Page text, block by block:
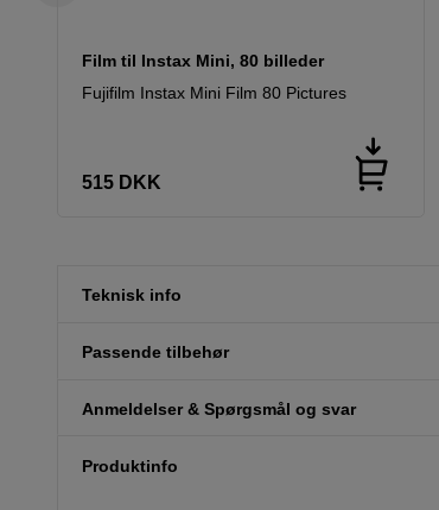
Film til Instax Mini, 80 billeder
Fujifilm Instax Mini Film 80 Pictures
515 DKK
Teknisk info
Passende tilbehør
Anmeldelser & Spørgsmål og svar
Produktinfo